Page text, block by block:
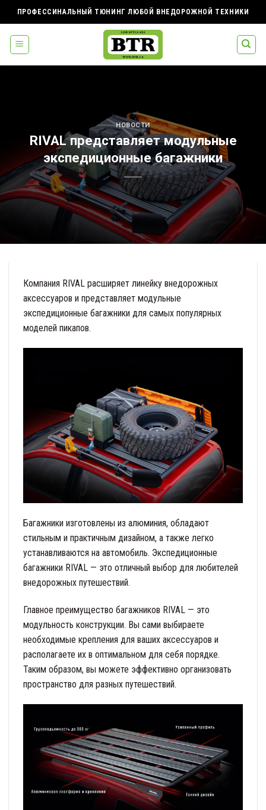
to
content
ПРОФЕССИНАЛЬНЫЙ ТЮНИНГ ЛЮБОЙ ВНЕДОРОЖНОЙ ТЕХНИКИ
НОВОСТИ
RIVAL представляет модульные
экспедиционные багажники
Компания RIVAL расширяет линейку внедорожных
аксессуаров и представляет модульные
экспедиционные багажники для самых популярных
моделей пикапов.
Багажники изготовлены из алюминия, обладают
стильным и практичным дизайном, а также легко
устанавливаются на автомобиль. Экспедиционные
багажники RIVAL — это отличный выбор для любителей
внедорожных путешествий.
Главное преимущество багажников RIVAL — это
модульность конструкции. Вы сами выбираете
необходимые крепления для ваших аксессуаров и
располагаете их в оптимальном для себя порядке.
Таким образом, вы можете эффективно организовать
пространство для разных путешествий.